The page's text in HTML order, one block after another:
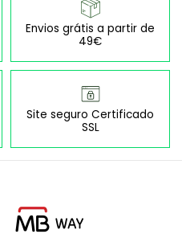
Envios grátis a partir de
49€
Site seguro Certificado
SSL